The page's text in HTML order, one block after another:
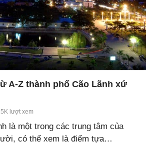
A-Z thành phố Cão Lãnh xứ
lượt xem
là một trong các trung tâm của
có thể xem là điểm tựa…